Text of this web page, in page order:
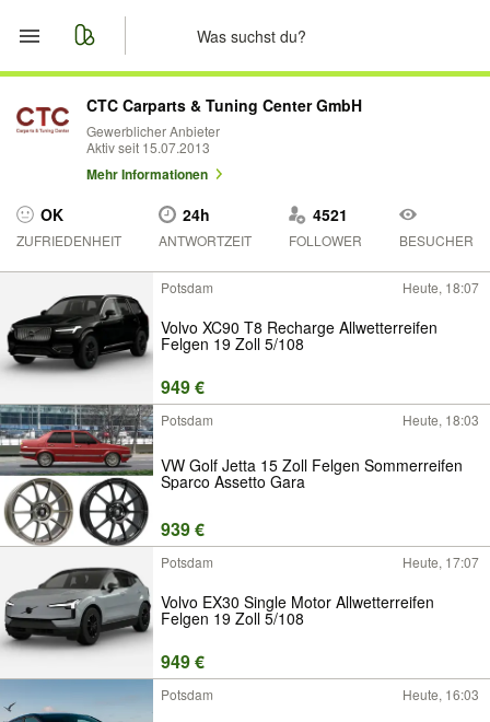
Start
Merkliste
Nachrichten
CTC Carparts & Tuning Center GmbH
Gewerblicher Anbieter
Aktiv seit 15.07.2013
Mehr Informationen
OK
ZUFRIEDENHEIT
24h
ANTWORTZEIT
4521
FOLLOWER BESUCHER
Potsdam Heute, 18:07
Volvo XC90 T8 Recharge Allwetterreifen
Felgen 19 Zoll 5/108
949 €
Potsdam Heute, 18:03
VW Golf Jetta 15 Zoll Felgen Sommerreifen
Sparco Assetto Gara
939 €
Potsdam Heute, 17:07
Volvo EX30 Single Motor Allwetterreifen
Felgen 19 Zoll 5/108
949 €
Potsdam Heute, 16:03